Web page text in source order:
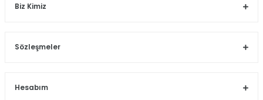
Biz Kimiz
Sözleşmeler
Hesabım